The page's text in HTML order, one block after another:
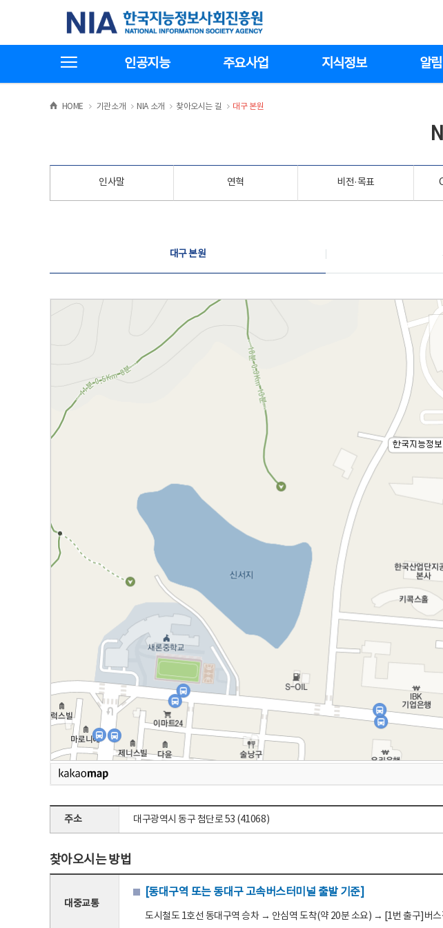
기
한국지능정보사회진흥원
인공지능 주요사업 지식정보 알
HOME >
기관소개 >NIA 소개 >
찾아오시는 길 >
대구 본원
인사말 연혁 비전·목표
대구 본원
주소 대구광역시 동구 첨단로 53 (41068)
찾아오시는 방법
대중교통
[동대구역 또는 동대구 고속버스터미널 출발 기준]
도시철도 1호선 동대구역 승차 → 안심역 도착(약 20분 소요) → [1번 출구]버